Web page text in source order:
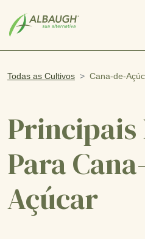
Todas as Cultivos Cana-de-
Para
Açúcar